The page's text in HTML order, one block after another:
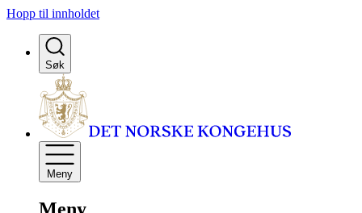
Hopp til innholdet
Søk
Meny
Meny